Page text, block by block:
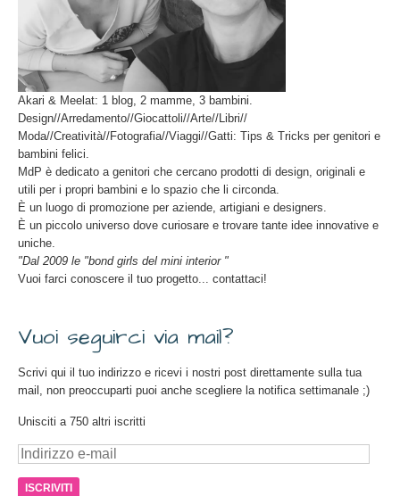
Akari & Meelat: 1 blog, 2 mamme, 3 bambini.
Design//Arredamento//Giocattoli//Arte//Libri//
Moda//Creatività//Fotografia//Viaggi//Gatti: Tips & Tricks per genitori e
bambini felici.
MdP è dedicato a genitori che cercano prodotti di design, originali e
utili per i propri bambini e lo spazio che li circonda.
È un luogo di promozione per aziende, artigiani e designers.
È un piccolo universo dove curiosare e trovare tante idee innovative e
uniche.
"Dal 2009 le "bond girls del mini interior "
Vuoi farci conoscere il tuo progetto... contattaci!
Vuoi seguirci via mail?
Scrivi qui il tuo indirizzo e ricevi i nostri post direttamente sulla tua
mail, non preoccuparti puoi anche scegliere la notifica settimanale ;)
Unisciti a 750 altri iscritti
Indirizzo
mail